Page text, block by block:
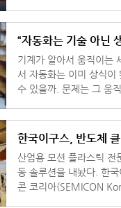
“자동화는 기술 아닌
기계가 알아서 움직이는
서 자동화는 이미 상식이
수 있을까. 문제는 그 움
한국이구스, 반도체 클
산업용 모션 플라스틱 전
동 솔루션을 내놨다. 한국이구스는 11일부터 13일까지 서울 코엑스에서 열리는 ‘세미
콘 코리아(SEMICON